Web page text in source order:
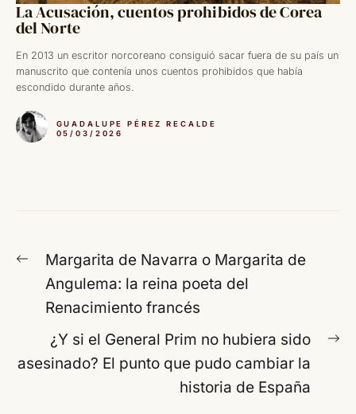
La Acusación, cuentos prohibidos de Corea
del Norte
En 2013 un escritor norcoreano consiguió sacar fuera de su país un
manuscrito que contenía unos cuentos prohibidos que había
escondido durante años.
GUADALUPE PÉREZ RECALDE
05/03/2026
Navegación
entradas
Entrada
anterior:
Margarita de Navarra o Margarita de
Angulema: la reina poeta del
Renacimiento francés
¿Y si el General Prim no hubiera sido
asesinado? El punto que pudo cambiar la
historia de España